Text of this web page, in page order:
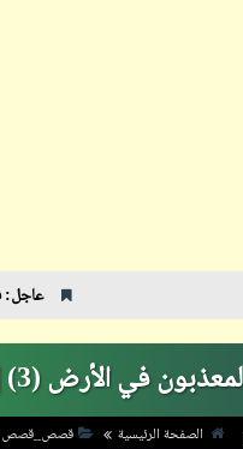
عاجل: فريق "البط"
في الأرض (3) | قاسم | طه حسين
الصفحة الرئيسية قصص_قصص